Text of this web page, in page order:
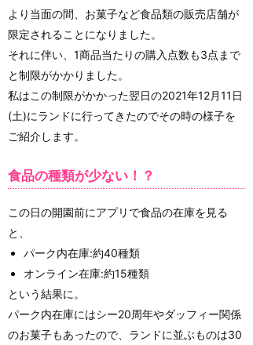
より当面の間、お菓子など食品類の販売店舗が
限定されることになりました。
それに伴い、1商品当たりの購入点数も3点まで
と制限がかかりました。
私はこの制限がかかった翌日の2021年12月11日
(土)にランドに行ってきたのでその時の様子を
ご紹介します。
食品の種類が少ない！？
この日の開園前にアプリで食品の在庫を見る
と、
パーク内在庫:約40種類
オンライン在庫:約15種類
という結果に。
パーク内在庫にはシー20周年やダッフィー関係
のお菓子もあったので、ランドに並ぶものは30